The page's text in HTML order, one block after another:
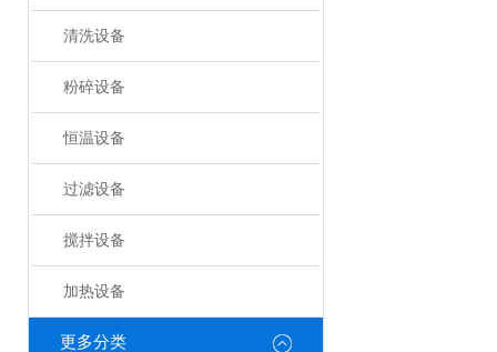
清洗设备
粉碎设备
恒温设备
过滤设备
搅拌设备
加热设备
更多分类